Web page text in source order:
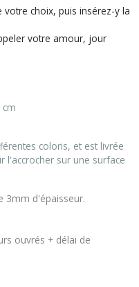
votre choix, puis insérez-y la
votre amour, jour
coloris, et est livrée
l'accrocher sur une surface
3mm d'épaisseur.
ouvrés + délai de